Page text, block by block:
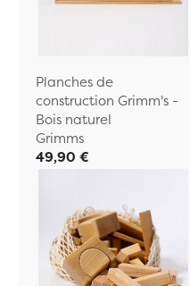
Planches de
construction Grimm's -
Bois naturel
Grimms
49,90 €